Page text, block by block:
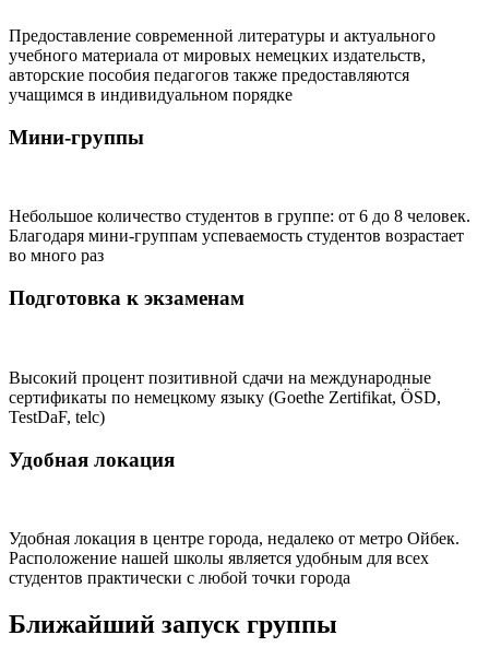
Предоставление современной литературы и актуального
учебного материала от мировых немецких издательств,
авторские пособия педагогов также предоставляются
учащимся в индивидуальном порядке
Мини-группы
Небольшое количество студентов в группе: от 6 до 8 человек.
Благодаря мини-группам успеваемость студентов возрастает
во много раз
Подготовка к экзаменам
Высокий процент позитивной сдачи на международные
сертификаты по немецкому языку (Goethe Zertifikat, ÖSD,
TestDaF, telc)
Удобная локация
Удобная локация в центре города, недалеко от метро Ойбек.
Расположение нашей школы является удобным для всех
студентов практически с любой точки города
Ближайший запуск группы